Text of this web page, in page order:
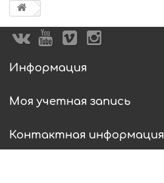
Информация
Моя учетная запись
Контактная информация